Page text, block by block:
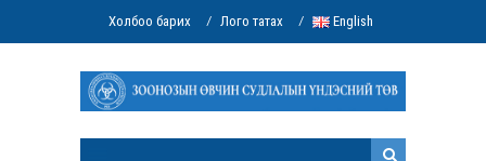
Холбоо барих / Лого татах / English